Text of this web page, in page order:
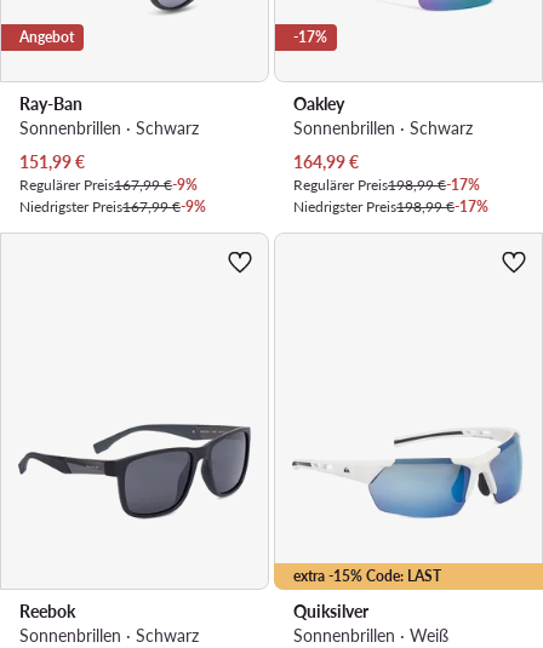
Angebot
Ray-Ban
Sonnenbrillen · Schwarz
Aktueller Preis
151,99€
Regulärer Preis167,99 €-9%
Niedrigster Preis167,99 €-9%
-17%
Oakley
Sonnenbrillen · Schwarz
Aktueller Preis
164,99€
Regulärer Preis198,99 €-17%
Niedrigster Preis198,99 €-17%
Reebok
Sonnenbrillen · Schwarz
extra -15% Code: LAST
Quiksilver
Sonnenbrillen · Weiß